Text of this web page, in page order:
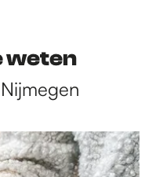
weten